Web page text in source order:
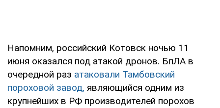
Напомним, российский Котовск ночью 11
июня оказался под атакой дронов. БпЛА в
очередной раз атаковали Тамбовский
пороховой завод, являющийся одним из
крупнейших в РФ производителей порохов